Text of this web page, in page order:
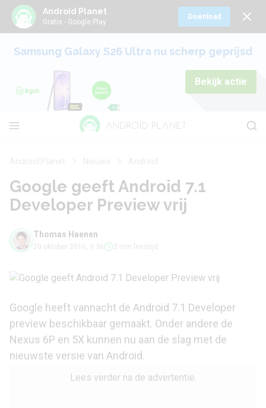
Android Planet
Gratis - Google Play
Download
Samsung Galaxy S26 Ultra nu scherp geprijsd
Bekijk actie
Google geeft Android 7.1
Developer Preview vrij
Thomas Haenen
20 oktober 2016, 9:36 2 min leestijd
Google heeft vannacht de Android 7.1 Developer
preview beschikbaar gemaakt. Onder andere de
Nexus 6P en 5X kunnen nu aan de slag met de
nieuwste versie van Android.
Lees verder na de advertentie.